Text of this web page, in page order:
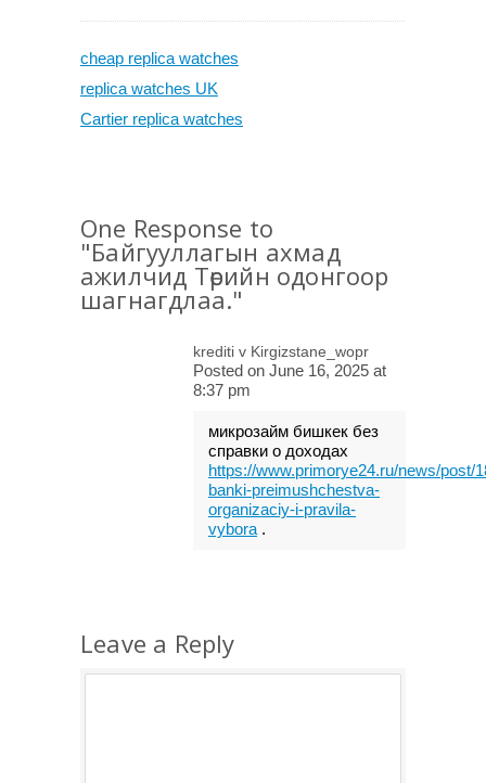
cheap replica watches
replica watches UK
Cartier replica watches
One Response to
"Байгууллагын ахмад
ажилчид Төрийн одонгоор
шагнагдлаа."
krediti v Kirgizstane_wopr
Posted on June 16, 2025 at
8:37 pm
микрозайм бишкек без
справки о доходах
https://www.primorye24.ru/news/post/
banki-preimushchestva-
organizaciy-i-pravila-
vybora .
Leave a Reply